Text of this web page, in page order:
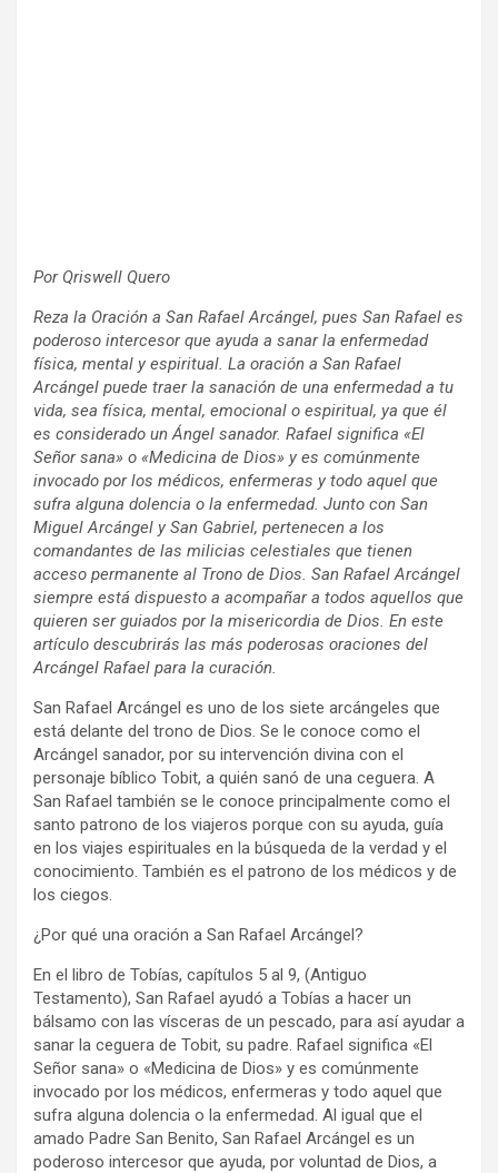
Por Qriswell Quero
Reza la Oración a San Rafael Arcángel, pues San Rafael es
poderoso intercesor que ayuda a sanar la enfermedad
física, mental y espiritual. La oración a San Rafael
Arcángel puede traer la sanación de una enfermedad a tu
vida, sea física, mental, emocional o espiritual, ya que él
es considerado un Ángel sanador. Rafael significa «El
Señor sana» o «Medicina de Dios» y es comúnmente
invocado por los médicos, enfermeras y todo aquel que
sufra alguna dolencia o la enfermedad. Junto con San
Miguel Arcángel y San Gabriel, pertenecen a los
comandantes de las milicias celestiales que tienen
acceso permanente al Trono de Dios. San Rafael Arcángel
siempre está dispuesto a acompañar a todos aquellos que
quieren ser guiados por la misericordia de Dios. En este
artículo descubrirás las más poderosas oraciones del
Arcángel Rafael para la curación.
San Rafael Arcángel es uno de los siete arcángeles que
está delante del trono de Dios. Se le conoce como el
Arcángel sanador, por su intervención divina con el
personaje bíblico Tobit, a quién sanó de una ceguera. A
San Rafael también se le conoce principalmente como el
santo patrono de los viajeros porque con su ayuda, guía
en los viajes espirituales en la búsqueda de la verdad y el
conocimiento. También es el patrono de los médicos y de
los ciegos.
¿Por qué una oración a San Rafael Arcángel?
En el libro de Tobías, capítulos 5 al 9, (Antiguo
Testamento), San Rafael ayudó a Tobías a hacer un
bálsamo con las vísceras de un pescado, para así ayudar a
sanar la ceguera de Tobit, su padre. Rafael significa «El
Señor sana» o «Medicina de Dios» y es comúnmente
invocado por los médicos, enfermeras y todo aquel que
sufra alguna dolencia o la enfermedad. Al igual que el
amado Padre San Benito, San Rafael Arcángel es un
poderoso intercesor que ayuda, por voluntad de Dios, a